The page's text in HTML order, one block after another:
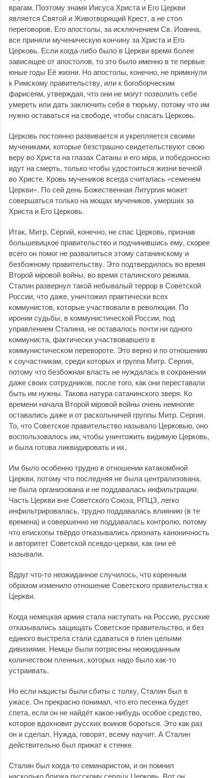
врагам. Поэтому знамя Иисуса Христа и Его Церкви
является Святой и Животворящий Крест, а не стол
переговоров. Его апостолы, за исключением Св. Иоанна,
все приняли мученическую кончину за Христа и Его
Церковь. Если когда-либо было в Церкви время более
зависящее от апостолов, то это было именно в те первые
юные годы Её жизни. Но апостолы, конечно, не примкнули
к Римскому правительству, или к богоборческим
фарисеям, утверждая, что они не могут позволить себе
умереть или дать заключить себя в тюрьму, потому что им
нужно оставаться на свободе, чтобы спасать Церковь.
Церковь постоянно развивается и укрепляется своими
мучениками, которые безстрашно свидетельствуют свою
веру во Христа на глазах Сатаны и его міра, и победоносно
идут на смерть, только чтобы удостоиться жизни вечной
во Христе. Кровь мучеников всегда считалась «семенем
Церкви». По сей день Божественная Литургия может
совершаться только на мощах мучеников, умерших за
Христа и Его Церковь.
Итак, Митр. Сергий, конечно, не спас Церковь, признав
большевицкое правительство и подчинившись ему, скорее
всего он помог не развалиться этому сатанинскому и
безбожному правительству. Это подтвердилось во время
Второй міровой войны, во время сталинского режима.
Сталин развернул такой небывалый террор в Советской
России, что даже, уничтожил практически всех
коммунистов, которые участвовали в революции. По
иронии судьбы, в коммунистической России, под
управлением Сталина, не оставалось почти ни одного
коммуниста, фактически участвовавшего в
коммунистическом перевороте. Это верно и по отношению
к соучастникам, среди которых и группа Митр. Сергия,
потому что безбожная власть не нуждалась в сохранении
даже своих сотрудников, после того, как они переставали
быть им нужны. Такова натура сатанинского зверя. Ко
времени начала Второй міровой войны очень немногие
оставались даже и от раскольничей группы Митр. Сергия.
То, что Советское правительство называло Церковью, оно
воспользовалось им, чтобы уничтожить видимую Церковь,
и была готова ликвидировать и их.
Им было особенно трудно в отношении катакомбной
Церкви, потому что последняя не была централизована,
не была организована и не поддавалась инфильтрации.
Часть Церкви вне Советского Союза, РПЦЗ, легко
инфильтрировалась, трудно поддавалась влиянию (в те
времена) и совершенно не поддавалась контролю, потому
что епископы твёрдо отказывались признать каноничность
и авторитет Советской псевдо-церкви, как они её
называли.
Вдруг что-то неожиданное случилось, что коренным
образом изменило отношение Советского правительства к
Церкви.
Когда немецкая армия стала наступать на Россию, русские
отказывались защищать Советское правительство, и без
единого выстрела стали сдаваться в плен целыми
дивизиями. Немцы были потрясены неожиданным
количеством пленных, которых надо было как-то
устраивать.
Но если нацисты были сбиты с толку, Сталин был в
ужасе. Он прекрасно понимал, что его песенка будет
спета, если он не найдёт какое-нибудь особое средство,
которое вдохновит русских воинов бороться. Это как раз
он и сделал. Нужда, говорят, всему научит. А Сталин
действительно был прижат к стенке.
Сталин был когда-то семинаристом, и он помнил
насколько близка русскому сердцу Церковь. Вот он